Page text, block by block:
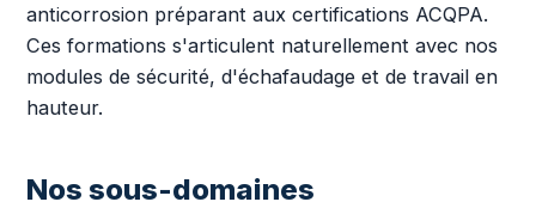
anticorrosion préparant aux certifications ACQPA.
Ces formations s'articulent naturellement avec nos
modules de sécurité, d'échafaudage et de travail en
hauteur.
Nos sous-domaines